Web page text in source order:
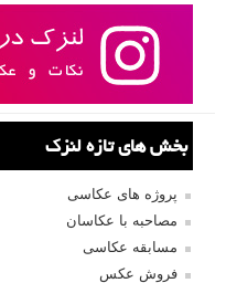
بخش های تازه لنزک
پروژه های عکاسی
مصاحبه با عکاسان
مسابقه عکاسی
فروش عکس